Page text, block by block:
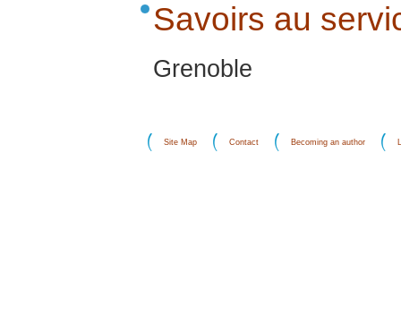
Savoirs au
Grenoble
Site Map Contact Becoming an author